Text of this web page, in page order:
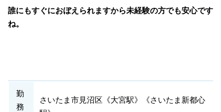
誰にもすぐにおぼえられますから未経験の方でも安心です
ね。
勤
務
さいたま市見沼区《大宮駅》《さいたま新都心